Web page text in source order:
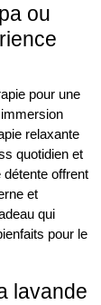
ou
pour une
relaxante
quotidien et
offrent
et
qui
pour le
lavande